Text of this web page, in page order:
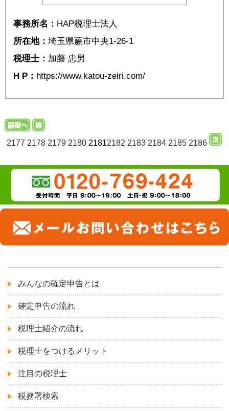
事務所名： HAP税理士法人
所在地： 埼玉県蕨市中央1-26-1
税理士： 加藤 忠男
H P： https://www.katou-zeiri.com/
2177 2178 2179 218021812182 2183 2184 2185 2186
みんなの確定申告とは
確定申告の流れ
税理士紹介の流れ
税理士をつけるメリット
注目の税理士
税務署検索